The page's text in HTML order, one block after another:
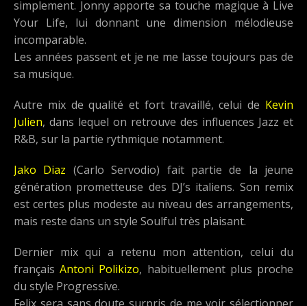
simplement. Jonny apporte sa touche magique à Live
Your Life, lui donnant une dimension mélodieuse
incomparable.
Les années passent et je ne me lasse toujours pas de
sa musique.
Autre mix de qualité et fort travaillé, celui de Kevin
Julien, dans lequel on retrouve des influences Jazz et
R&B, sur la partie rythmique notamment.
Jako Diaz (Carlo Servodio) fait partie de la jeune
génération prometteuse des DJ’s italiens. Son remix
est certes plus modeste au niveau des arrangements,
mais reste dans un style Soulful très plaisant.
Dernier mix qui a retenu mon attention, celui du
françaisAntoni Polikizo, habituellement plus proche
du style Progressive.